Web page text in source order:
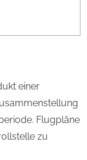
einer
Flugpläne
zu